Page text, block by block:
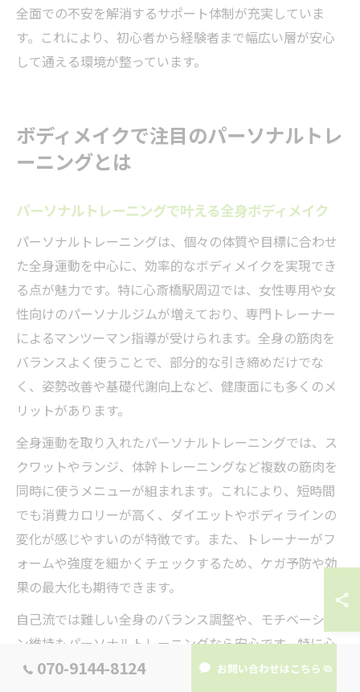
全面での不安を解消するサポート体制が充実していま
す。これにより、初心者から経験者まで幅広い層が安心
して通える環境が整っています。
ボディメイクで注目のパーソナルトレ
ーニングとは
パーソナルトレーニングで叶える全身ボディメイク
パーソナルトレーニングは、個々の体質や目標に合わせ
た全身運動を中心に、効率的なボディメイクを実現でき
る点が魅力です。特に心斎橋駅周辺では、女性専用や女
性向けのパーソナルジムが増えており、専門トレーナー
によるマンツーマン指導が受けられます。全身の筋肉を
バランスよく使うことで、部分的な引き締めだけでな
く、姿勢改善や基礎代謝向上など、健康面にも多くのメ
リットがあります。
全身運動を取り入れたパーソナルトレーニングでは、ス
クワットやランジ、体幹トレーニングなど複数の筋肉を
同時に使うメニューが組まれます。これにより、短時間
でも消費カロリーが高く、ダイエットやボディラインの
変化が感じやすいのが特徴です。また、トレーナーがフ
ォームや強度を細かくチェックするため、ケガ予防や効
果の最大化も期待できます。
自己流では難しい全身のバランス調整や、モチベーショ
ン維持もパーソナルトレーニングなら安心です。特に心
斎橋駅近くのジムは駅から徒歩数分の好立地が多く、通
070-9144-8124 お問い合わせはこちら